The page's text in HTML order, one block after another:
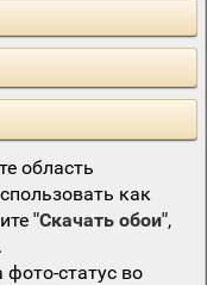
область
как
"Скачать обои",
статус во